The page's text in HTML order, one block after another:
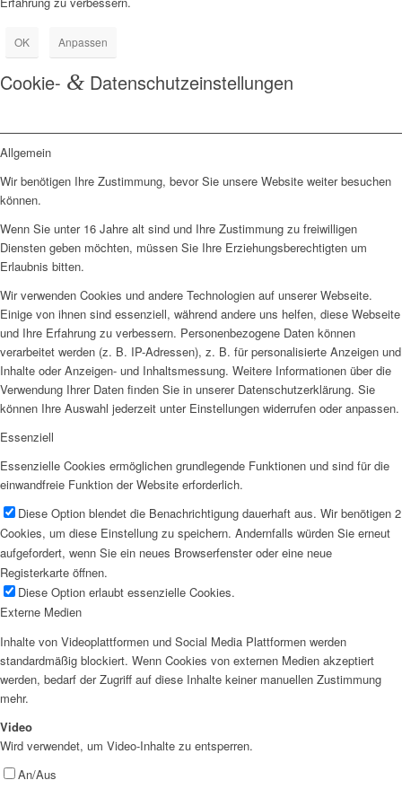
OK Anpassen
Cookie- & Datenschutzeinstellungen
Allgemein
Wir benötigen Ihre Zustimmung, bevor Sie unsere Website weiter besuchen
können.
Wenn Sie unter 16 Jahre alt sind und Ihre Zustimmung zu freiwilligen
Diensten geben möchten, müssen Sie Ihre Erziehungsberechtigten um
Erlaubnis bitten.
Wir verwenden Cookies und andere Technologien auf unserer Webseite.
Einige von ihnen sind essenziell, während andere uns helfen, diese Webseite
und Ihre Erfahrung zu verbessern. Personenbezogene Daten können
verarbeitet werden (z. B. IP-Adressen), z. B. für personalisierte Anzeigen und
Inhalte oder Anzeigen- und Inhaltsmessung. Weitere Informationen über die
Verwendung Ihrer Daten finden Sie in unserer Datenschutzerklärung. Sie
können Ihre Auswahl jederzeit unter Einstellungen widerrufen oder anpassen.
Essenziell
Essenzielle Cookies ermöglichen grundlegende Funktionen und sind für die
einwandfreie Funktion der Website erforderlich.
Diese Option blendet die Benachrichtigung dauerhaft aus. Wir benötigen 2
Cookies, um diese Einstellung zu speichern. Andernfalls würden Sie erneut
aufgefordert, wenn Sie ein neues Browserfenster oder eine neue
Registerkarte öffnen.
Diese Option erlaubt essenzielle Cookies.
Externe Medien
Inhalte von Videoplattformen und Social Media Plattformen werden
standardmäßig blockiert. Wenn Cookies von externen Medien akzeptiert
werden, bedarf der Zugriff auf diese Inhalte keiner manuellen Zustimmung
mehr.
Video
Wird verwendet, um Video-Inhalte zu entsperren.
An/Aus